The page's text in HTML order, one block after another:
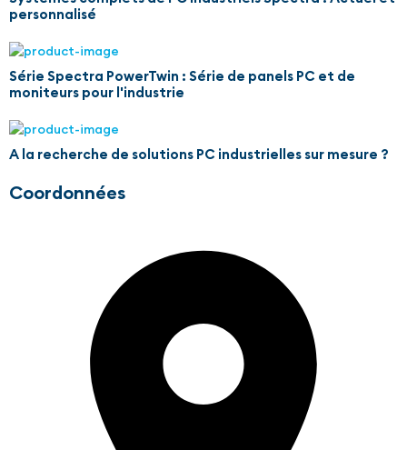
personnalisé
Série Spectra PowerTwin : Série de panels PC et de
moniteurs pour l'industrie
A la recherche de solutions PC industrielles sur mesure ?
Coordonnées